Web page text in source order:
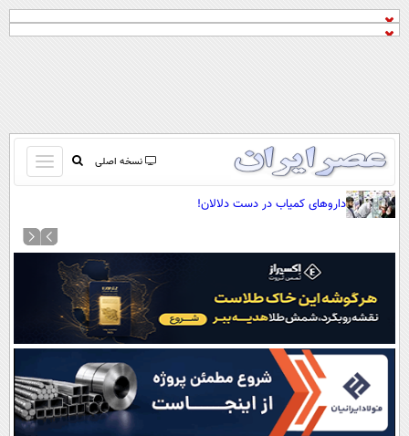
نسخه اصلی
باز
و
کردن
منو
صفحه اول
آرشیو
نظرسنجی
آب و هوا
اوقات شرعی
سواد زندگی
سیاسی
داروهای کمیاب در دست دلالان!